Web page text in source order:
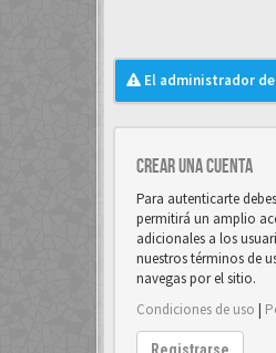
El administrador
Crear una cuenta
Para autenticarte
permitirá un amplio
adicionales a los
nuestros términos de
navegas por el sitio.
Condiciones de uso |